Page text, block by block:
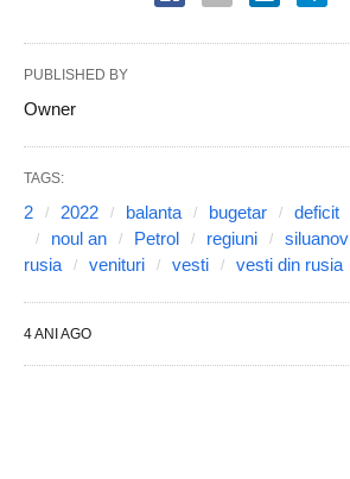
PUBLISHED BY
Owner
TAGS:
2 2022 balanta bugetar deficit
noul an
Petrol regiuni siluanov
rusia
venituri vesti vesti din rusia
4 ANI AGO